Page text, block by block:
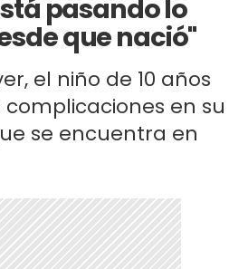
pasando lo
que nació"
el niño de 10 años
en su
se encuentra en